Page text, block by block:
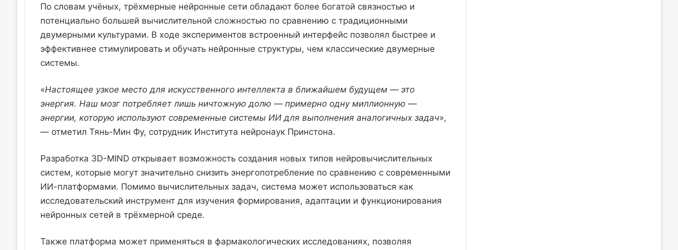
По словам учёных, трёхмерные нейронные сети обладают более богатой связностью и
потенциально большей вычислительной сложностью по сравнению с традиционными
двумерными культурами. В ходе экспериментов встроенный интерфейс позволял быстрее и
эффективнее стимулировать и обучать нейронные структуры, чем классические двумерные
системы.
«Настоящее узкое место для искусственного интеллекта в ближайшем будущем — это
энергия. Наш мозг потребляет лишь ничтожную долю — примерно одну миллионную —
энергии, которую используют современные системы ИИ для выполнения аналогичных задач»,
— отметил Тянь-Мин Фу, сотрудник Института нейронаук Принстона.
Разработка 3D-MIND открывает возможность создания новых типов нейровычислительных
систем, которые могут значительно снизить энергопотребление по сравнению с современными
ИИ-платформами. Помимо вычислительных задач, система может использоваться как
исследовательский инструмент для изучения формирования, адаптации и функционирования
нейронных сетей в трёхмерной среде.
Также платформа может применяться в фармакологических исследованиях, позволяя